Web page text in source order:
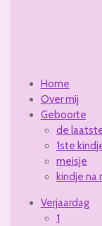
Home
Over mij
Geboorte
de
1ste
meisje
kindje na
Verjaardag
1